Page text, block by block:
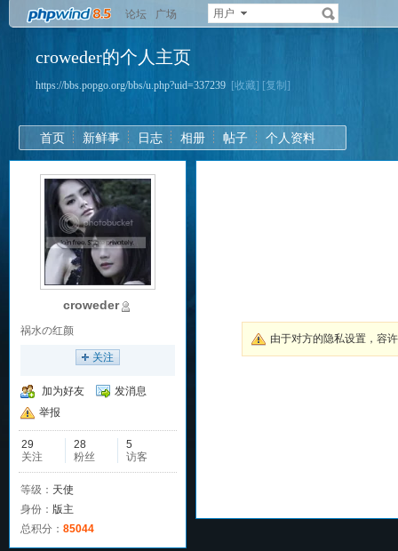
论坛 广场 用户
croweder的个人主页
https://bbs.popgo.org/bbs/u.php?uid=337239 [收藏] [复制]
首页 新鲜事 日志 相册 帖子 个人资料
croweder
祸水の红颜
关注
加为好友
发消息
举报
29
关注
28
粉丝
5
访客
等级： 天使
身份： 版主
总积分： 85044
由于对方的隐私设置，容